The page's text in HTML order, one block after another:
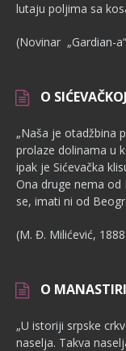
lutaju poljima sa
(Novinar „Gardian-
O
„Naša je otadžbina
pro­laze dolinama u
ipak je Sićevačka
Ona druge nema od
se, imati ni od
(M. Đ. Milićević,
O
„U istoriji srpske
nase­lja. Takva